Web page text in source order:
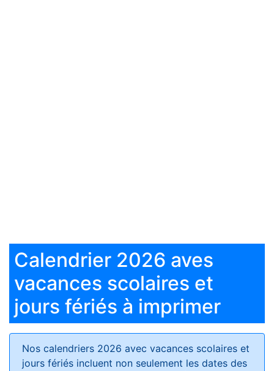
Calendrier 2026 aves
vacances scolaires et
jours fériés à imprimer
Nos calendriers 2026 avec vacances scolaires et
jours fériés incluent non seulement les dates des